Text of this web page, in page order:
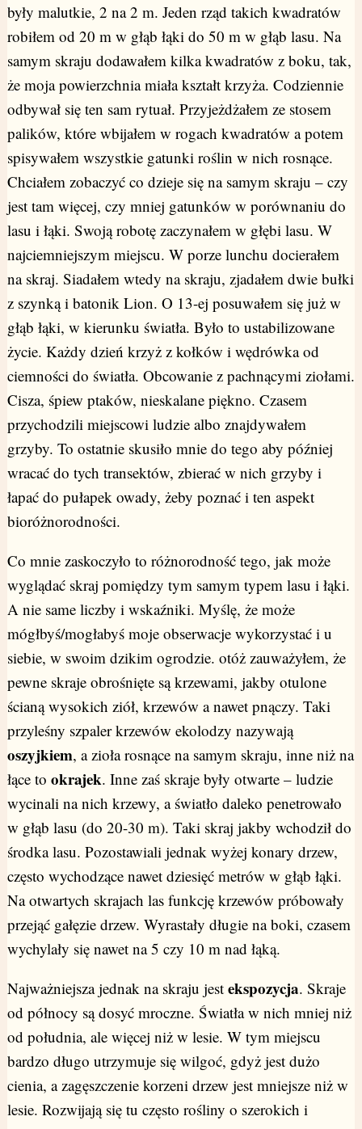
były malutkie, 2 na 2 m. Jeden rząd takich kwadratów
robiłem od 20 m w głąb łąki do 50 m w głąb lasu. Na
samym skraju dodawałem kilka kwadratów z boku, tak,
że moja powierzchnia miała kształt krzyża. Codziennie
odbywał się ten sam rytuał. Przyjeżdżałem ze stosem
palików, które wbijałem w rogach kwadratów a potem
spisywałem wszystkie gatunki roślin w nich rosnące.
Chciałem zobaczyć co dzieje się na samym skraju – czy
jest tam więcej, czy mniej gatunków w porównaniu do
lasu i łąki. Swoją robotę zaczynałem w głębi lasu. W
najciemniejszym miejscu. W porze lunchu docierałem
na skraj. Siadałem wtedy na skraju, zjadałem dwie bułki
z szynką i batonik Lion. O 13-ej posuwałem się już w
głąb łąki, w kierunku światła. Było to ustabilizowane
życie. Każdy dzień krzyż z kołków i wędrówka od
ciemności do światła. Obcowanie z pachnącymi ziołami.
Cisza, śpiew ptaków, nieskalane piękno. Czasem
przychodzili miejscowi ludzie albo znajdywałem
grzyby. To ostatnie skusiło mnie do tego aby później
wracać do tych transektów, zbierać w nich grzyby i
łapać do pułapek owady, żeby poznać i ten aspekt
bioróżnorodności.
Co mnie zaskoczyło to różnorodność tego, jak może
wyglądać skraj pomiędzy tym samym typem lasu i łąki.
A nie same liczby i wskaźniki. Myślę, że może
mógłbyś/mogłabyś moje obserwacje wykorzystać i u
siebie, w swoim dzikim ogrodzie. otóż zauważyłem, że
pewne skraje obrośnięte są krzewami, jakby otulone
ścianą wysokich ziół, krzewów a nawet pnączy. Taki
przyleśny szpaler krzewów ekolodzy nazywają
oszyjkiem, a zioła rosnące na samym skraju, inne niż na
łące to okrajek. Inne zaś skraje były otwarte – ludzie
wycinali na nich krzewy, a światło daleko penetrowało
w głąb lasu (do 20-30 m). Taki skraj jakby wchodził do
środka lasu. Pozostawiali jednak wyżej konary drzew,
często wychodzące nawet dziesięć metrów w głąb łąki.
Na otwartych skrajach las funkcję krzewów próbowały
przejąć gałęzie drzew. Wyrastały długie na boki, czasem
wychylały się nawet na 5 czy 10 m nad łąką.
Najważniejsza jednak na skraju jest ekspozycja. Skraje
od północy są dosyć mroczne. Światła w nich mniej niż
od południa, ale więcej niż w lesie. W tym miejscu
bardzo długo utrzymuje się wilgoć, gdyż jest dużo
cienia, a zagęszczenie korzeni drzew jest mniejsze niż w
lesie. Rozwijają się tu często rośliny o szerokich i